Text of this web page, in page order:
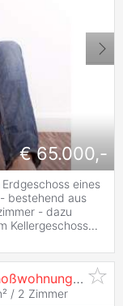
€ 65.000,-
eines
bestehend aus
- dazu
Kellergeschoss...
Provisionsfreie 2 Zimmer Dachgeschoßwohnung mit Pool- und Seezugang im Seepark
/ 2 Zimmer